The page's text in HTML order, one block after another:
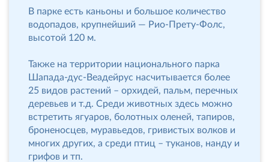
В парке есть каньоны и большое количество
водопадов, крупнейший — Рио-Прету-Фолс,
высотой 120 м.
Также на территории национального парка
Шапада-дус-Веадейрус насчитывается более
25 видов растений – орхидей, пальм, перечных
деревьев и т.д. Среди животных здесь можно
встретить ягуаров, болотных оленей, тапиров,
броненосцев, муравьедов, гривистых волков и
многих других, а среди птиц – туканов, нанду и
грифов и тп.